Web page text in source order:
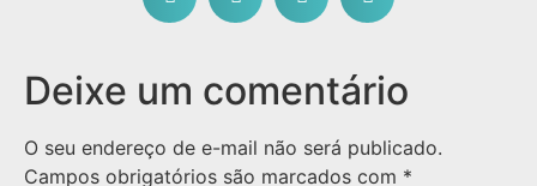
Deixe um comentário
O seu endereço de e-mail não será publicado.
Campos obrigatórios são marcados com *